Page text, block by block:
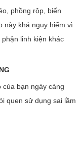
phồng rộp, biến
này khá nguy hiểm vì
linh kiện khác
của bạn ngày càng
quen sử dụng sai lầm
bề mặt khó thoát hơi